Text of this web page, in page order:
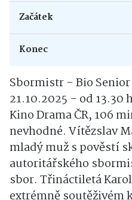
Začátek
Konec
Sbormistr - Bio
21.10.2025 - od
Kino Drama ČR, 106
nevhodné. Vítězslav
mladý muž s pověstí
autoritářského
sbor. Třináctiletá